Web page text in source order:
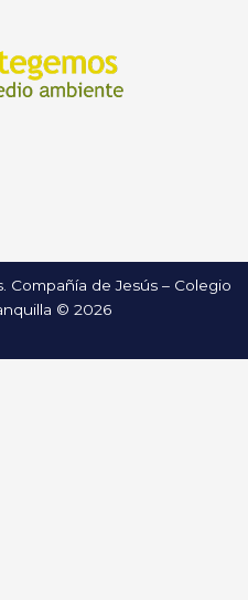
Compañía de Jesús – Colegio
© 2026